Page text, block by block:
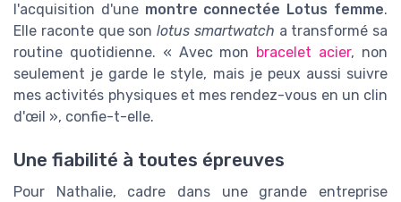
l'acquisition d'une montre connectée Lotus femme.
Elle raconte que son lotus smartwatch a transformé sa
routine quotidienne. « Avec mon bracelet acier, non
seulement je garde le style, mais je peux aussi suivre
mes activités physiques et mes rendez-vous en un clin
d'œil », confie-t-elle.
Une fiabilité à toutes épreuves
Pour Nathalie, cadre dans une grande entreprise